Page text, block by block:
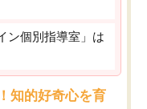
ン個別指導室」は
知的好奇心を育